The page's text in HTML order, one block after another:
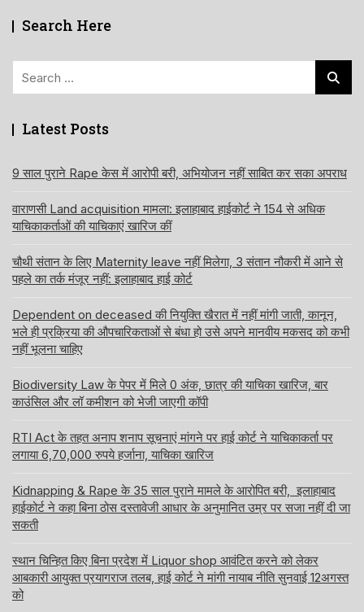
Search Here
Latest Posts
9 साल पुराने Rape केस में आरोपी बरी, अभियोजन नहीं साबित कर सका अपराध
वाराणसी Land acquisition मामला: इलाहाबाद हाईकोर्ट ने 154 से अधिक
याचिकाकर्ताओं की याचिकाएं खारिज कीं
चौथी संतान के लिए Maternity leave नहीं मिलेगा, 3 संतान नौकरी में आने से
पहले का तर्क मंजूर नहीं: इलाहाबाद हाई कोर्ट
Dependent on deceased की नियुक्ति खैरात में नहीं मांगी जाती, कानून,
भले ही प्रक्रिया की औपचारिकताओं से बंधा हो उसे अपने मानवीय मकसद को कभी
नहीं भूलना चाहिए
Biodiversity Law के पेपर में मिले 0 अंक, छात्र की याचिका खारिज, बार
काउंसिल और लॉ कमीशन को भेजी जाएगी कॉपी
RTI Act के तहत अनाप शनाप सूचनाएं मांगने पर हाई कोर्ट ने याचिकाकर्ता पर
लगाया 6,70,000 रुपये हर्जाना, याचिका खारिज
Kidnapping & Rape के 35 साल पुराने मामले के आरोपित बरी, इलाहाबाद
हाईकोर्ट ने कहा बिना ठोस दस्तावेजी आधार के अनुमानित उम्र पर सजा नहीं दी जा
सकती
स्थान चिन्हित किए बिना प्रदेश में Liquor shop आवंटित करने को लेकर
आबकारी आयुक्त प्रयागराज तलब, हाई कोर्ट ने मांगी नायाब नीति सुनवाई 12अगस्त
को